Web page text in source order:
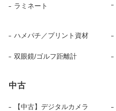
ラミネート
ハメパチ／プリント資材
双眼鏡/ゴルフ距離計
中古
【中古】デジタルカメラ